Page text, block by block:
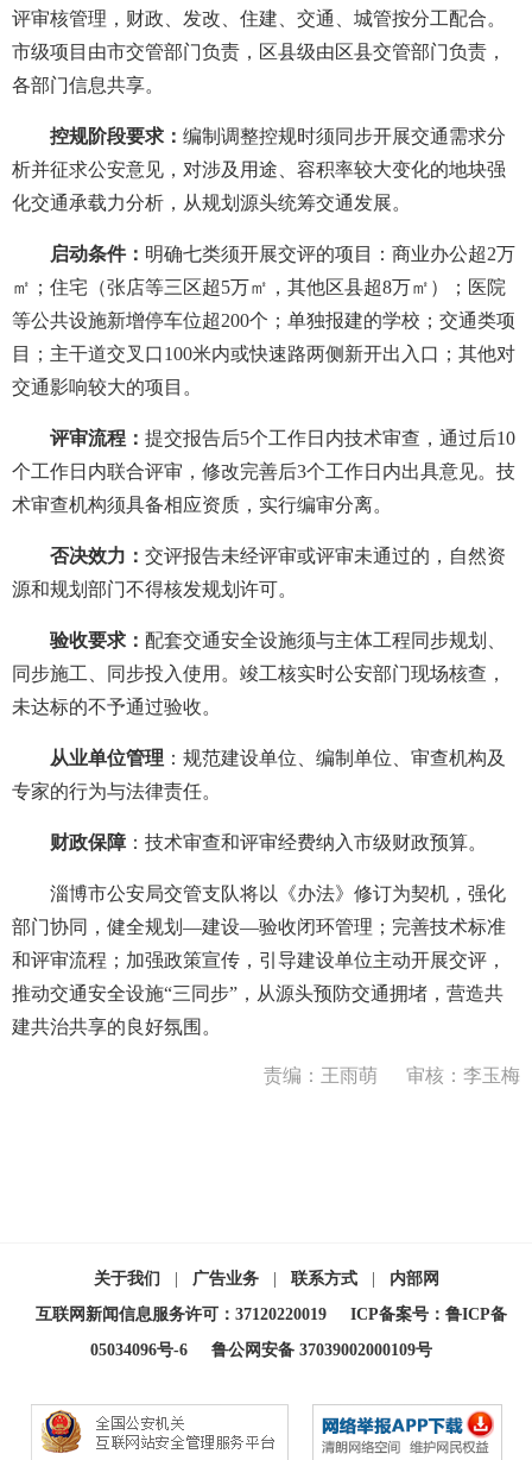
评审核管理，财政、发改、住建、交通、城管按分工配合。
市级项目由市交管部门负责，区县级由区县交管部门负责，
各部门信息共享。
控规阶段要求： 编制调整控规时须同步开展交通需求分
析并征求公安意见，对涉及用途、容积率较大变化的地块强
化交通承载力分析，从规划源头统筹交通发展。
启动条件： 明确七类须开展交评的项目：商业办公超2万
㎡；住宅（张店等三区超5万㎡，其他区县超8万㎡）；医院
等公共设施新增停车位超200个；单独报建的学校；交通类项
目；主干道交叉口100米内或快速路两侧新开出入口；其他对
交通影响较大的项目。
评审流程： 提交报告后5个工作日内技术审查，通过后10
个工作日内联合评审，修改完善后3个工作日内出具意见。技
术审查机构须具备相应资质，实行编审分离。
否决效力： 交评报告未经评审或评审未通过的，自然资
源和规划部门不得核发规划许可。
验收要求： 配套交通安全设施须与主体工程同步规划、
同步施工、同步投入使用。竣工核实时公安部门现场核查，
未达标的不予通过验收。
从业单位管理 ：规范建设单位、编制单位、审查机构及
专家的行为与法律责任。
财政保障 ：技术审查和评审经费纳入市级财政预算。
淄博市公安局交管支队将以《办法》修订为契机，强化
部门协同，健全规划—建设—验收闭环管理；完善技术标准
和评审流程；加强政策宣传，引导建设单位主动开展交评，
推动交通安全设施“三同步”，从源头预防交通拥堵，营造共
建共治共享的良好氛围。
责编：王雨萌 审核：李玉梅
关于我们 广告业务 联系方式
内部网
互联网新闻信息服务许可：37120220019
ICP备案号：鲁ICP备
05034096号-6
鲁公网安备 37039002000109号